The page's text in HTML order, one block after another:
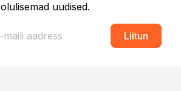
olulisemad uudised.
Liitun